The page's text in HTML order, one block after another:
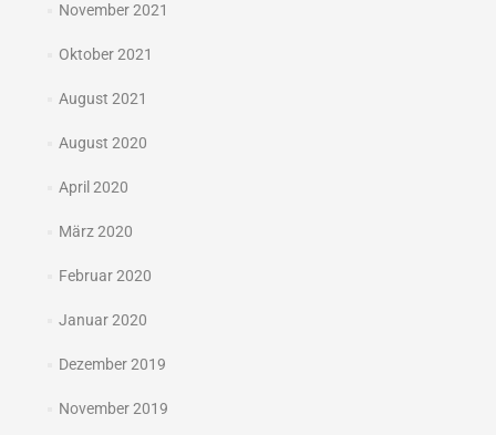
November 2021
Oktober 2021
August 2021
August 2020
April 2020
März 2020
Februar 2020
Januar 2020
Dezember 2019
November 2019